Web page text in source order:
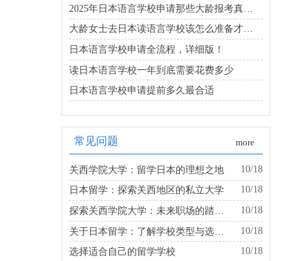
大龄女士去日本读语言学校该怎么准备才靠谱
日本语言学校申请全流程，详细版！
读日本语言学校一年到底需要花费多少
日本语言学校申请提前多久最合适
常见问题 more
关西学院大学：留学日本的理想之地
10/18
日本留学：探索关西地区的私立大学
10/18
10/18
10/18
选择适合自己的留学学校
10/18